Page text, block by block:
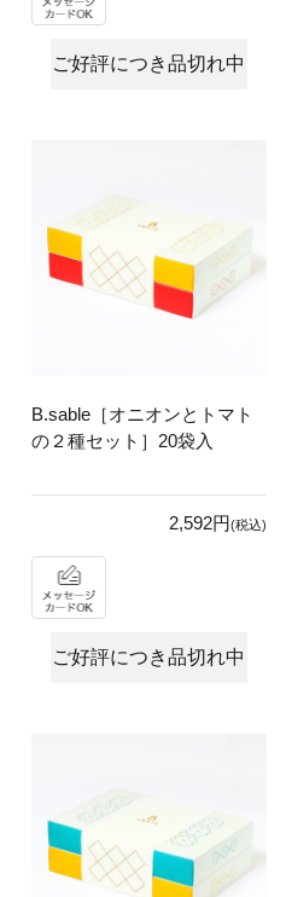
ご好評につき品切れ中
B.sable［オニオンとトマト
の２種セット］20袋入
2,592円(税込)
ご好評につき品切れ中